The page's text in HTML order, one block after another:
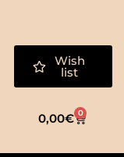
Wish
list
0,00€ 0